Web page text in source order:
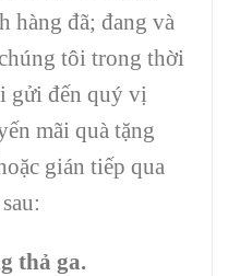
hàng đã; đang và
tôi trong thời
gửi đến quý vị
mãi quà tặng
gián tiếp qua
thả ga.